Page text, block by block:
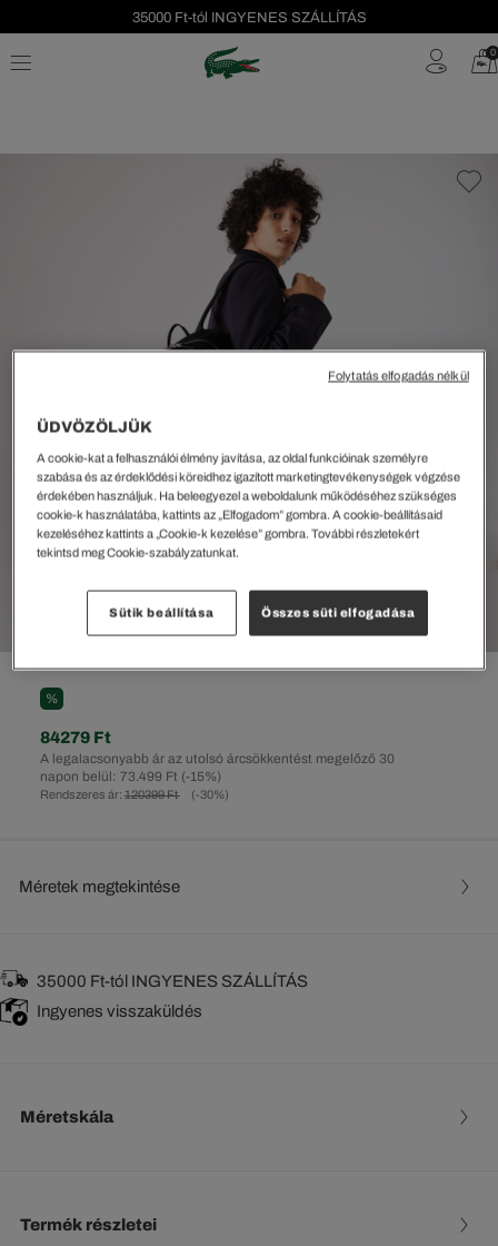
35000 Ft-tól INGYENES SZÁLLÍTÁS
Szezonális leárazás akár -40%! 0
%
Rendszeres ár: 120399 Ft (-30%)
A legalacsonyabb ár az utolsó árcsökkentést megelőző 30
napon belül: 73.499 Ft (-15%)
84279 Ft
Méretek megtekintése
35000 Ft-tól INGYENES SZÁLLÍTÁS
Ingyenes visszaküldés
Méretskála
Termék részletei
ÜDVÖZÖLJÜK
A cookie-kat a felhasználói élmény javítása, az oldal funkcióinak személyre
szabása és az érdeklődési köreidhez igazított marketingtevékenységek végzése
érdekében használjuk. Ha beleegyezel a weboldalunk működéséhez szükséges
cookie-k használatába, kattints az „Elfogadom” gombra. A cookie-beállításaid
kezeléséhez kattints a „Cookie-k kezelése” gombra. További részletekért
tekintsd meg Cookie-szabályzatunkat.
Sütik beállítása Összes süti elfogadása
Folytatás elfogadás nélkül